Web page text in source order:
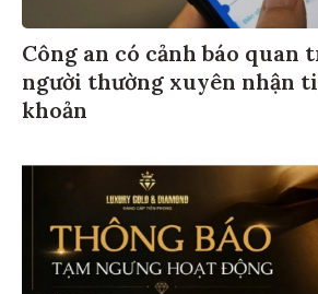
Công an có cảnh báo quan
người thường xuyên nhận
khoản